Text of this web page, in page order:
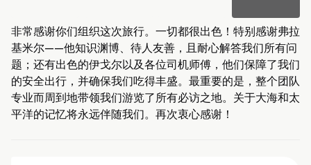
非常感谢你们组织这次旅行。一切都很出色！特别感谢弗拉
基米尔——他知识渊博、待人友善，且耐心解答我们所有问
题；还有出色的伊戈尔以及各位司机师傅，他们保障了我们
的安全出行，并确保我们吃得丰盛。最重要的是，整个团队
专业而周到地带领我们游览了所有必访之地。关于大海和太
平洋的记忆将永远伴随我们。再次衷心感谢！